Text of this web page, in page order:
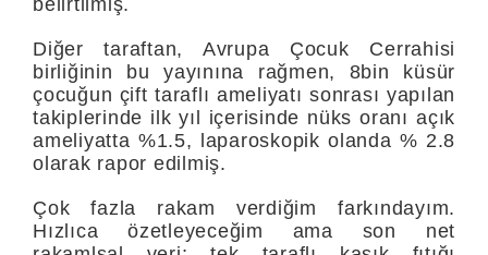
belirtilmiş.
Diğer taraftan, Avrupa Çocuk Cerrahisi
birliğinin bu yayınına rağmen, 8bin küsür
çocuğun çift taraflı ameliyatı sonrası yapılan
takiplerinde ilk yıl içerisinde nüks oranı açık
ameliyatta %1.5, laparoskopik olanda % 2.8
olarak rapor edilmiş.
Çok fazla rakam verdiğim farkındayım.
Hızlıca özetleyeceğim ama son net